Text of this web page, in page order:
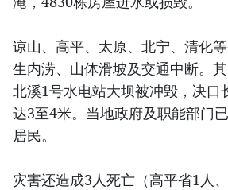
谅山、高平、太原、北宁、清化
生内涝、山体滑坡及交通中断。
北溪1号水电站大坝被冲毁，决口
达3至4米。当地政府及职能部门
居民。
灾害还造成3人死亡（高平省1人